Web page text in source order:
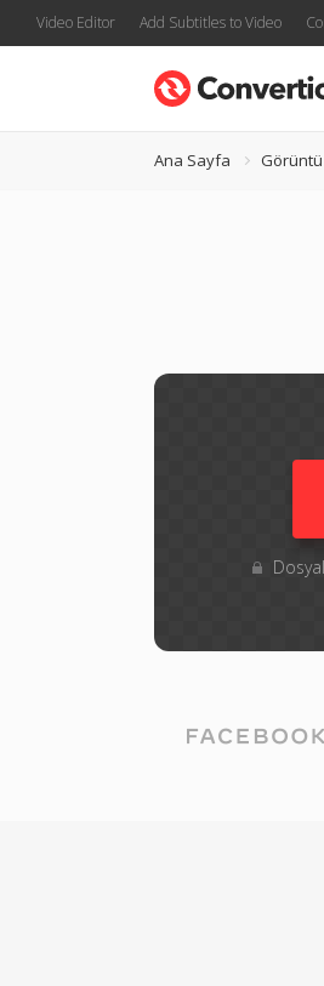
Video Editor Add Subtitles to Video
Ana Sayfa